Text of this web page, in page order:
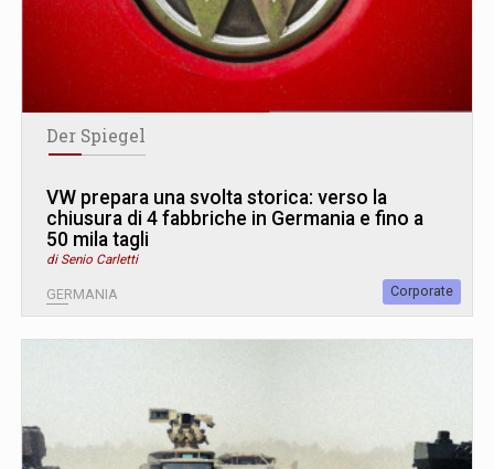
Der Spiegel
VW prepara una svolta storica: verso la
chiusura di 4 fabbriche in Germania e fino a
50 mila tagli
di Senio Carletti
GERMANIA Corporate